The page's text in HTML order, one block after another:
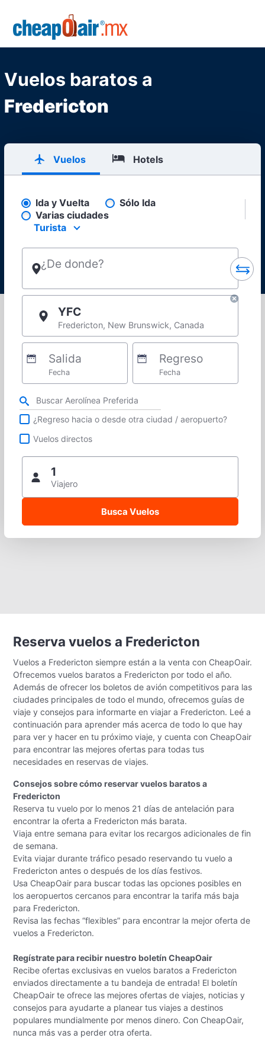
Skip to main content
Vuelos baratos a
Fredericton
Vuelos Hotels
Pick your flight type
Ida y Vuelta
Sólo Ida
Varias ciudades
Select your preferred seating class.
Turista
¿De donde?
YFC
Fredericton, New Brunswick, Canada
Salida
Fecha
Regreso
Fecha
Refina tu búsqueda por aerolínea, ciudad o aeropuerto o vuelos directos
¿Regreso hacia o desde otra ciudad / aeropuerto?
Vuelos directos
1
Viajero
Reserva vuelos a Fredericton
Vuelos a Fredericton siempre están a la venta con CheapOair.
Ofrecemos vuelos baratos a Fredericton por todo el año.
Además de ofrecer los boletos de avión competitivos para las
ciudades principales de todo el mundo, ofrecemos guías de
viaje y consejos para informarte en viajar a Fredericton. Leé a
continuación para aprender más acerca de todo lo que hay
para ver y hacer en tu próximo viaje, y cuenta con CheapOair
para encontrar las mejores ofertas para todas tus
necesidades en reservas de viajes.
Consejos sobre cómo reservar vuelos baratos a
Fredericton
Reserva tu vuelo por lo menos 21 días de antelación para
encontrar la oferta a Fredericton más barata.
Viaja entre semana para evitar los recargos adicionales de fin
de semana.
Evita viajar durante tráfico pesado reservando tu vuelo a
Fredericton antes o después de los días festivos.
Usa CheapOair para buscar todas las opciones posibles en
los aeropuertos cercanos para encontrar la tarifa más baja
para Fredericton.
Revisa las fechas “flexibles” para encontrar la mejor oferta de
vuelos a Fredericton.
Regístrate para recibir nuestro boletín CheapOair
Recibe ofertas exclusivas en vuelos baratos a Fredericton
enviados directamente a tu bandeja de entrada! El boletín
CheapOair te ofrece las mejores ofertas de viajes, noticias y
consejos para ayudarte a planear tus viajes a destinos
populares mundialmente por menos dinero. Con CheapOair,
nunca más vas a perder otra oferta.